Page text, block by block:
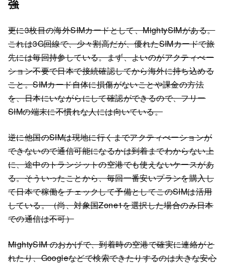
強
更に3枚目の海外SIMカードとして、MightySIMがある。
これは3G回線で、少々割高だが、優れたSIMカードで旅
先には毎回持参している。まず、よいのがアクティべー
ション不要で日本で接続確認してから海外に持ち込める
こと。SIMカード自体に損傷がないことや課金の方法
を、日本にいながらにして確認ができるので、フリー
SIMの端末に不慣れな人には向いている。
逆に他国のSIMは現地に行くまでアクティべーションが
できないので通信可能になるかは到着までわからない上
に、途中のトランジットの空港でも使えないケースがあ
る。そういったことから、毎回一番安いプランを購入し
て日本で稼働をチェックして予備としてこのSIMは活用
している。（尚、対象国Zone1を選択した場合のみ日本
での通信は不可）
MightySIM のおかげで、到着時の空港で確実に連絡がと
れたり、Googleなどで検索できたりするのは大きな安心